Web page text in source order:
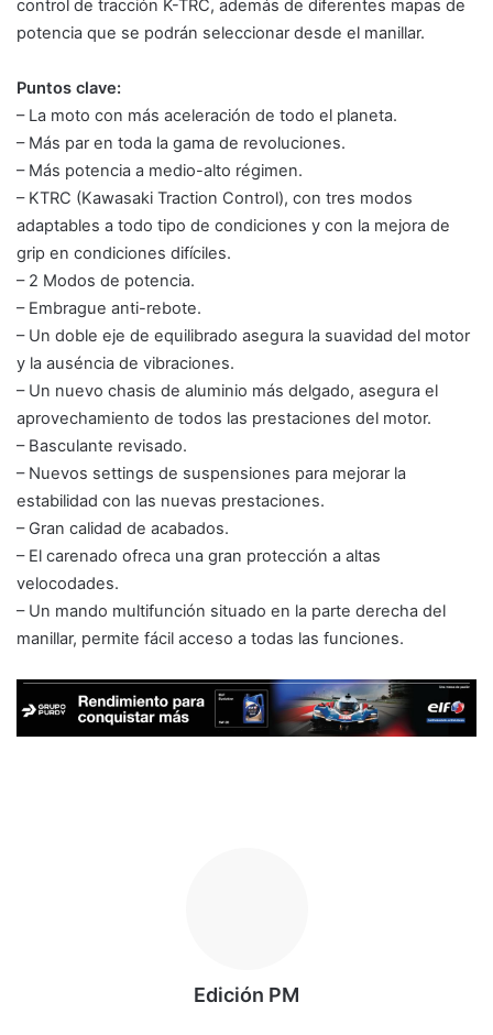
control de tracción K-TRC, además de diferentes mapas de
potencia que se podrán seleccionar desde el manillar.
Puntos clave:
– La moto con más aceleración de todo el planeta.
– Más par en toda la gama de revoluciones.
– Más potencia a medio-alto régimen.
– KTRC (Kawasaki Traction Control), con tres modos
adaptables a todo tipo de condiciones y con la mejora de
grip en condiciones difíciles.
– 2 Modos de potencia.
– Embrague anti-rebote.
– Un doble eje de equilibrado asegura la suavidad del motor
y la auséncia de vibraciones.
– Un nuevo chasis de aluminio más delgado, asegura el
aprovechamiento de todos las prestaciones del motor.
– Basculante revisado.
– Nuevos settings de suspensiones para mejorar la
estabilidad con las nuevas prestaciones.
– Gran calidad de acabados.
– El carenado ofreca una gran protección a altas
velocodades.
– Un mando multifunción situado en la parte derecha del
manillar, permite fácil acceso a todas las funciones.
Edición PM